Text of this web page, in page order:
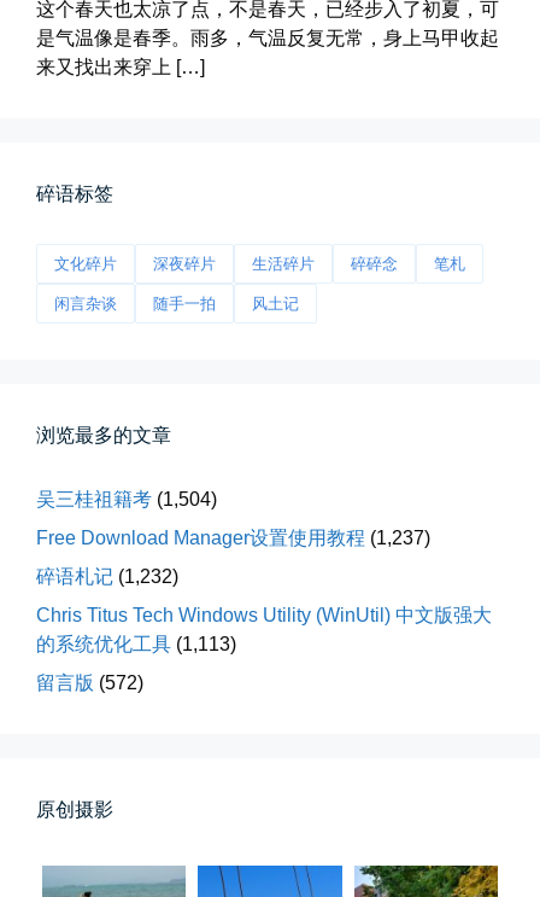
📅 04-06 08:28👤 Zairun
这个春天也太凉了点，不是春天，已经步入了初夏，可
是气温像是春季。雨多，气温反复无常，身上马甲收起
来又找出来穿上 […]
碎语标签
文化碎片 深夜碎片 生活碎片 碎碎念 笔札
闲言杂谈 随手一拍 风土记
浏览最多的文章
吴三桂祖籍考 (1,504)
Free Download Manager设置使用教程 (1,237)
碎语札记 (1,232)
Chris Titus Tech Windows Utility (WinUtil) 中文版强大
的系统优化工具 (1,113)
留言版 (572)
原创摄影